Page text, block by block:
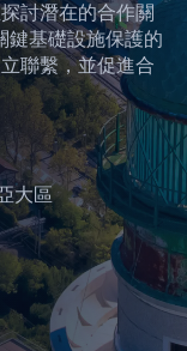
討潛在的合作關
鍵基礎設施保護的
聯繫，並促進合
大區